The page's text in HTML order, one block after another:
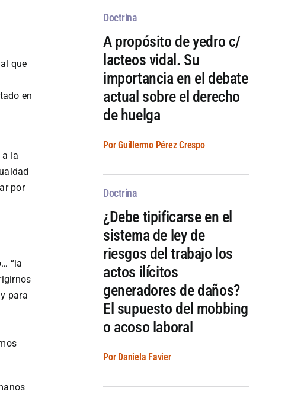
que
en
la
por
“la
para
Doctrina
A propósito de yedro c/
lacteos vidal. Su
importancia en el debate
actual sobre el derecho
de huelga
Por Guillermo Pérez Crespo
Doctrina
¿Debe tipificarse en el
sistema de ley de
riesgos del trabajo los
actos ilícitos
generadores de daños?
El supuesto del mobbing
o acoso laboral
Por Daniela Favier